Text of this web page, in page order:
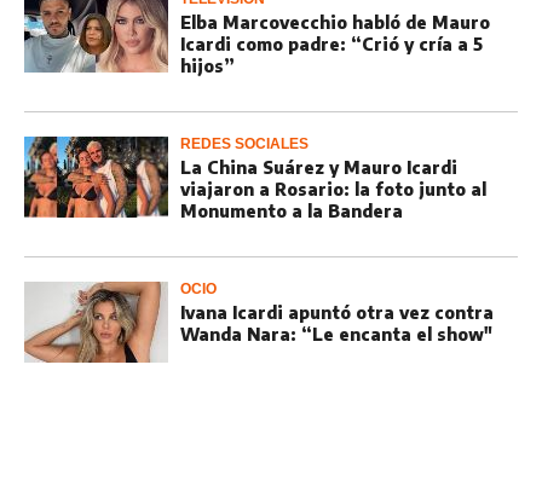
Elba Marcovecchio habló de Mauro
Icardi como padre: “Crió y cría a 5
hijos”
REDES SOCIALES
La China Suárez y Mauro Icardi
viajaron a Rosario: la foto junto al
Monumento a la Bandera
OCIO
Ivana Icardi apuntó otra vez contra
Wanda Nara: “Le encanta el show"